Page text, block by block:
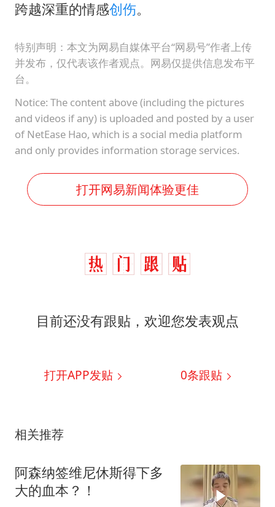
跨越深重的情感创伤。
特别声明：本文为网易自媒体平台“网易号”作者上传
并发布，仅代表该作者观点。网易仅提供信息发布平
台。
Notice: The content above (including the pictures
and videos if any) is uploaded and posted by a user
of NetEase Hao, which is a social media platform
and only provides information storage services.
打开网易新闻体验更佳
目前还没有跟贴，欢迎您发表观点
打开APP发贴 0条跟贴
相关推荐
阿森纳签维尼休斯得下多
大的血本？！